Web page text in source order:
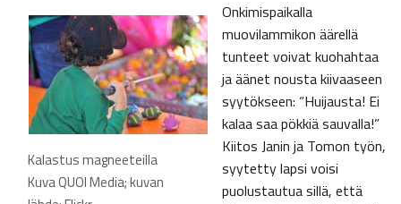
Kalastus magneeteilla
Kuva QUOI Media; kuvan
Onkimispaikalla
muovilammikon äärellä
tunteet voivat kuohahtaa
ja äänet nousta kiivaaseen
syytökseen: “Huijausta! Ei
kalaa saa pökkiä sauvalla!”
Kiitos Janin ja Tomon työn,
syytetty lapsi voisi
puolustautua sillä, että